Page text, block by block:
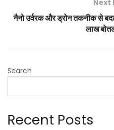
Next
नैनो उर्वरक और ड्रोन तकनीक से
लाख
Search
Recent Posts